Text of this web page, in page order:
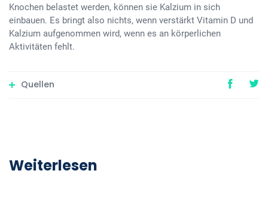
Knochen belastet werden, können sie Kalzium in sich
einbauen. Es bringt also nichts, wenn verstärkt Vitamin D und
Kalzium aufgenommen wird, wenn es an körperlichen
Aktivitäten fehlt.
Quellen
Weiterlesen